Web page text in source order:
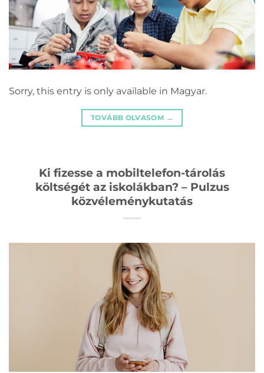
Sorry, this entry is only available in Magyar.
TOVÁBB OLVASOM →
Ki fizesse a mobiltelefon-tárolás
költségét az iskolákban? – Pulzus
közvéleménykutatás